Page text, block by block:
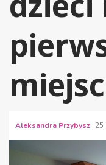
Aleksandra Przybysz 25